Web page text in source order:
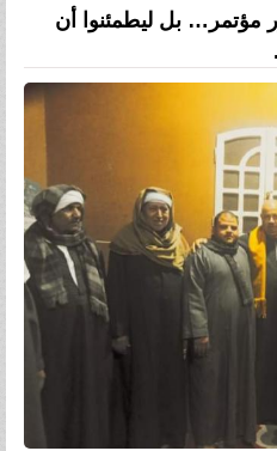
مؤتمر… بل ليطمئنوا أن